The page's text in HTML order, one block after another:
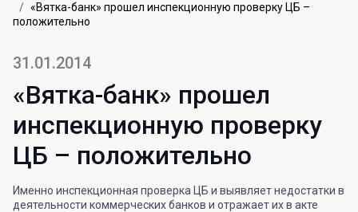
«Вятка-банк» прошел инспекционную проверку ЦБ –
положительно
31.01.2014
«Вятка-банк» прошел
инспекционную проверку
ЦБ – положительно
Именно инспекционная проверка ЦБ и выявляет недостатки в
деятельности коммерческих банков и отражает их в акте